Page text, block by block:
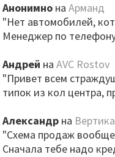
Анонимно наАрманд
"Нет автомобилей,
Менеджер по
Андрей наAVC Rostov
"Привет всем
типок из кол центра,
Александр на
"Схема продаж
Сначала тебе надо